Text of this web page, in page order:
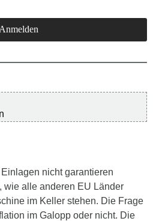
nicht garantieren
wie alle anderen EU Länder
im Keller stehen. Die Frage
im Galopp oder nicht. Die